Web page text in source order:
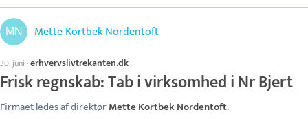
Mette Kortbek Nordentoft
30. juni ·erhvervslivtrekanten.dk
Frisk regnskab: Tab i virksomhed i Nr Bjert
Firmaet ledes af direktørMette Kortbek Nordentoft.